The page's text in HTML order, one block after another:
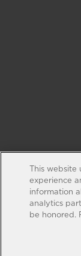
This
experience
information
analytics
be honored.